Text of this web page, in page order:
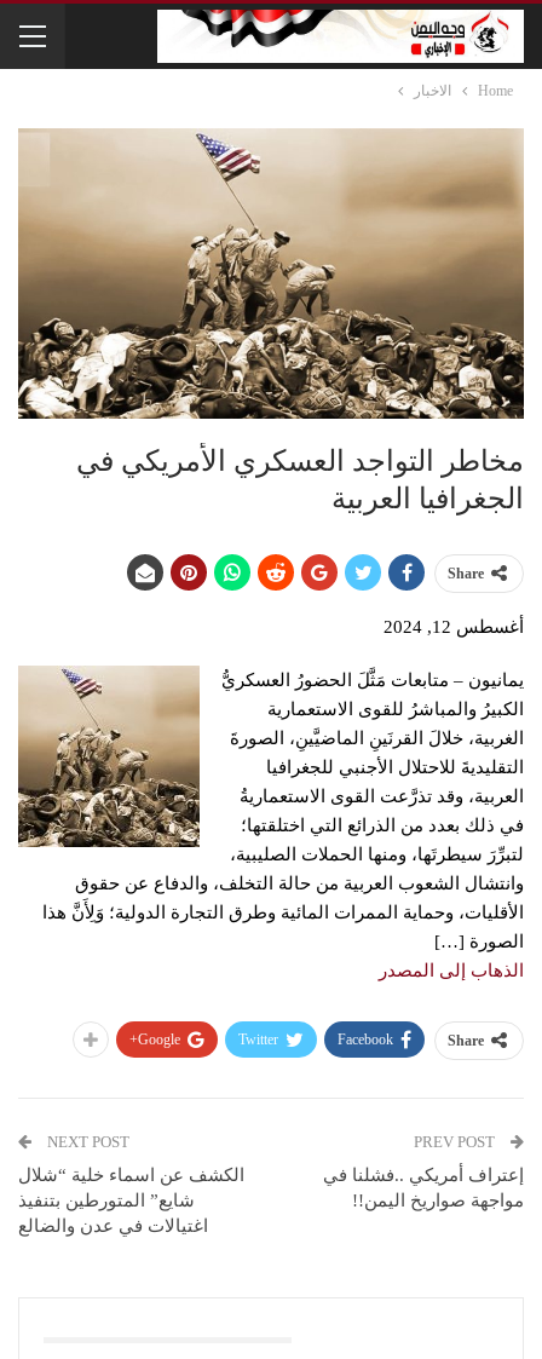
Home الاخبار
مخاطر التواجد العسكري الأمريكي في
الجغرافيا العربية
Share
أغسطس 12, 2024
يمانيون – متابعات مَثَّلَ الحضورُ العسكريُّ
الكبيرُ والمباشرُ للقوى الاستعمارية
الغربية، خلالَ القرنَينِ الماضيَّينِ، الصورةَ
التقليديةَ للاحتلال الأجنبي للجغرافيا
العربية، وقد تذرَّعت القوى الاستعماريةُ
في ذلك بعدد من الذرائع التي اختلقتها؛
لتبرِّرَ سيطرتَها، ومنها الحملات الصليبية،
وانتشال الشعوب العربية من حالة التخلف، والدفاع عن حقوق
الأقليات، وحماية الممرات المائية وطرق التجارة الدولية؛ وَلِأَنَّ هذا
الصورة […]
الذهاب إلى المصدر
Share
Facebook
Twitter
Google+
إعتراف أمريكي ..فشلنا في
مواجهة صواريخ اليمن!!
NEXT POST
الكشف عن اسماء خلية “شلال
شايع” المتورطين بتنفيذ
اغتيالات في عدن والضالع